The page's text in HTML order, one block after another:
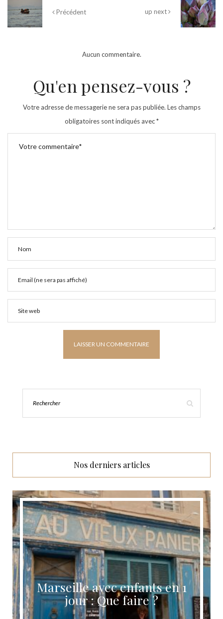
Précédent up next
Aucun commentaire.
Qu'en pensez-vous ?
Votre adresse de messagerie ne sera pas publiée. Les champs
obligatoires sont indiqués avec*
Nos derniers articles
Itinéraire 2 semaines au Sri
Lanka